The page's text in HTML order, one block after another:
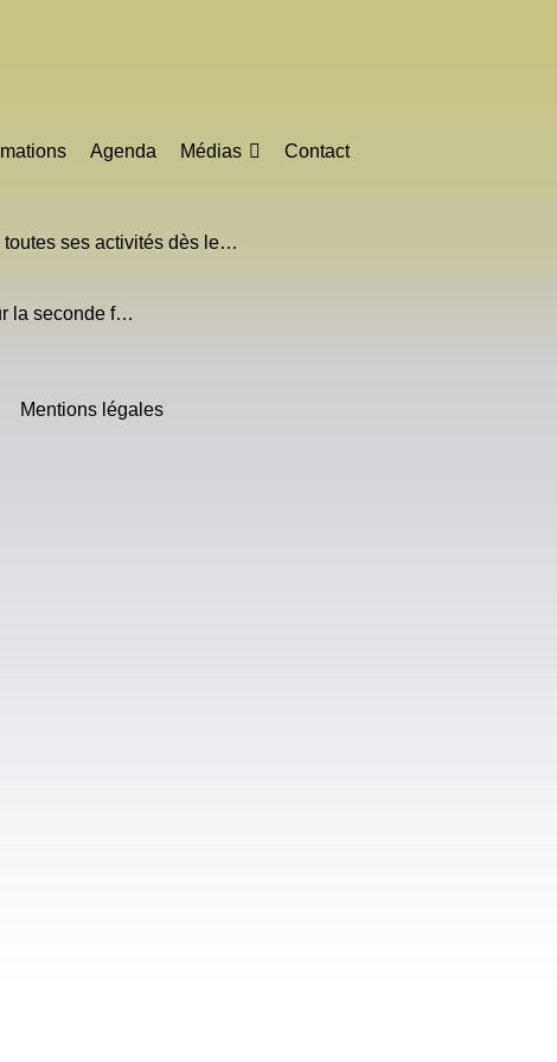
Agenda Médias Contact
ses activités dès le…
la seconde f…
Mentions légales